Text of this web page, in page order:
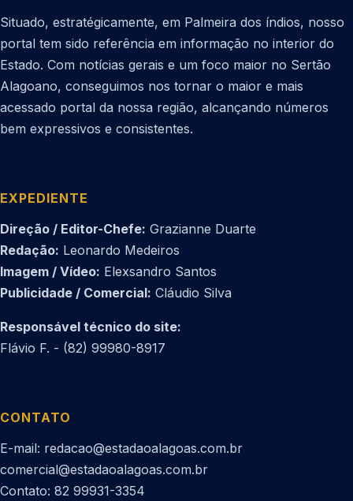
Situado, estratégicamente, em Palmeira dos índios, nosso
portal tem sido referência em informação no interior do
Estado. Com notícias gerais e um foco maior no Sertão
Alagoano, conseguimos nos tornar o maior e mais
acessado portal da nossa região, alcançando números
bem expressivos e consistentes.
EXPEDIENTE
Direção / Editor-Chefe: Grazianne Duarte
Redação: Leonardo Medeiros
Imagem / Vídeo: Elexsandro Santos
Publicidade / Comercial: Cláudio Silva
Responsável técnico do site:
Flávio F. - (82) 99980-8917
CONTATO
E-mail: redacao@estadaoalagoas.com.br
comercial@estadaoalagoas.com.br
Contato: 82 99931-3354